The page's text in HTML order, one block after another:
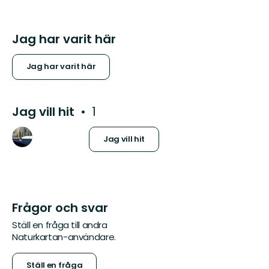
Jag har varit här
Jag har varit här
Jag vill hit 1
Jag vill hit
Frågor och svar
Ställ en fråga till andra
Naturkartan-användare.
Ställ en fråga